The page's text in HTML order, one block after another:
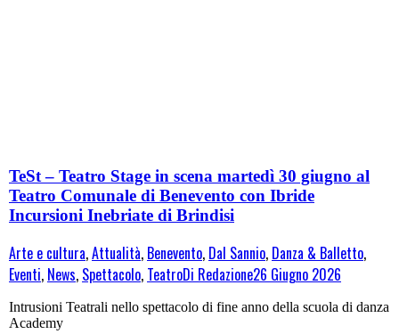
TeSt – Teatro Stage in scena martedì 30 giugno al
Teatro Comunale di Benevento con Ibride
Incursioni Inebriate di Brindisi
Arte e cultura,Attualità, Benevento, Dal Sannio, Danza & Balletto,
Eventi, News, Spettacolo, TeatroDi Redazione26 Giugno 2026
Intrusioni Teatrali nello spettacolo di fine anno della scuola di danza
Academy